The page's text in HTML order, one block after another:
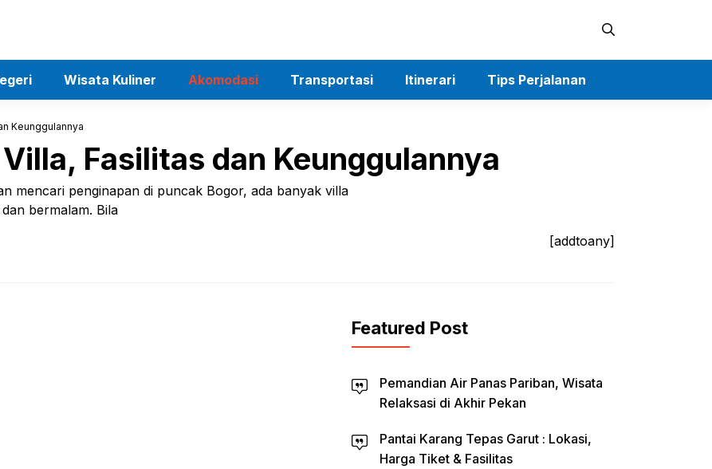
Wisata Kuliner Akomodasi Transportasi Itinerari Tips Perjalanan
Keunggulannya
Fasilitas dan Keunggulannya
mencari penginapan di puncak Bogor, ada banyak villa
bermalam. Bila
[addtoany]
Featured Post
Pemandian Air Panas Pariban, Wisata
Relaksasi di Akhir Pekan
Pantai Karang Tepas Garut : Lokasi,
Harga Tiket & Fasilitas